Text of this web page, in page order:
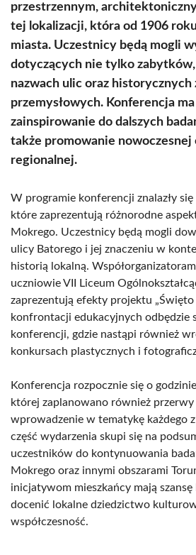
przestrzennym,
tej lokalizacji, która od 1906
miasta. Uczestnicy będą mogli
dotyczących nie tylko
nazwach ulic oraz historycznych
przemysłowych. Konferencja
zainspirowanie do dalszych
także promowanie nowoczesnej
regionalnej.
W programie konferencji znalazły
które zaprezentują różnorodne
Mokrego. Uczestnicy będą mogli
ulicy Batorego i jej znaczeniu w
historią lokalną.
uczniowie VII Liceum
zaprezentują efekty projektu „Święto
konfrontacji edukacyjnych odbędzie
konferencji, gdzie nastąpi również
konkursach plastycznych i
Konferencja rozpocznie się o
której zaplanowano również przerwy
wprowadzenie w tematykę każdego
część wydarzenia skupi się na
uczestników do kontynuowania
Mokrego oraz innymi obszarami
inicjatywom mieszkańcy mają
docenić lokalne dziedzictwo
współczesność.